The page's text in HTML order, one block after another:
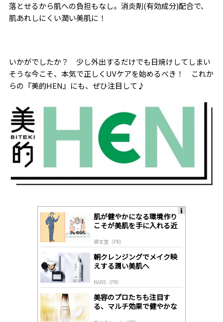
落とせるから肌への負担もなし。消炎剤(有効成分)配合で、
肌あれしにくい潤い美肌に！
いかがでしたか？ 少し外出するだけでも日焼けしてしまい
そうな今こそ、本気で正しくUVケアを始めるべき！ これか
らの『美的HEN』にも、ぜひ注目して♪
肌が健やかになる環境作り
こそが美肌を手に入れる近
資生堂（PR）
朝クレンジングでメイク映
えする潤い美肌へ
NARS（PR）
美容のプロたちも注目す
る、マルチ効果で健やかな